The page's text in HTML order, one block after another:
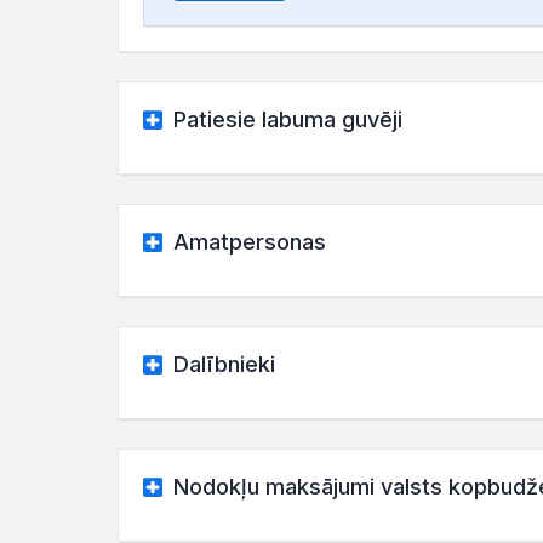
Patiesie labuma guvēji
Amatpersonas
Dalībnieki
Nodokļu maksājumi valsts